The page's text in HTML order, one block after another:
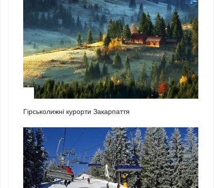
Гірськолижні курорти Закарпаття